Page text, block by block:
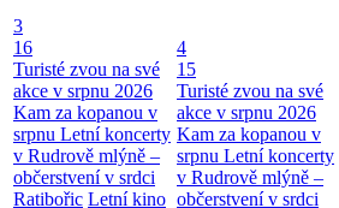
3
16
Turisté zvou na své
akce v srpnu 2026
Kam za kopanou v
srpnu Letní koncerty
v Rudrově mlýně –
občerstvení v srdci
Ratibořic Letní kino
4
15
Turisté zvou na své
akce v srpnu 2026
Kam za kopanou v
srpnu Letní koncerty
v Rudrově mlýně –
občerstvení v srdci